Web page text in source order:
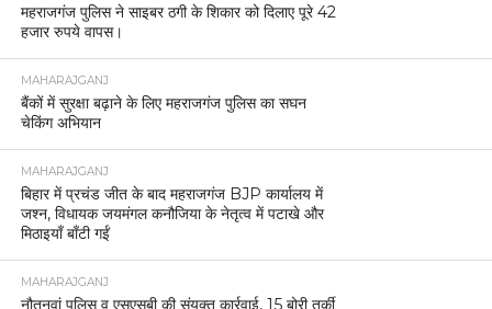
महराजगंज पुलिस ने साइबर ठगी के शिकार को दिलाए पूरे 42
हजार रुपये वापस।
MAHARAJGANJ
बैंकों में सुरक्षा बढ़ाने के लिए महराजगंज पुलिस का सघन
चेकिंग अभियान
MAHARAJGANJ
बिहार में प्रचंड जीत के बाद महराजगंज BJP कार्यालय में
जश्न, विधायक जयमंगल कनौजिया के नेतृत्व में पटाखे और
मिठाइयाँ बाँटी गईं
MAHARAJGANJ
नौतनवां पुलिस व एसएसबी की संयुक्त कार्रवाई, 15 बोरी तुर्की